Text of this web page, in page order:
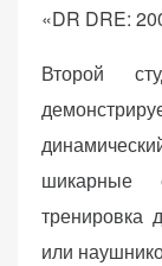
«DR DRE:
Второй
шикарные
тренировка
или